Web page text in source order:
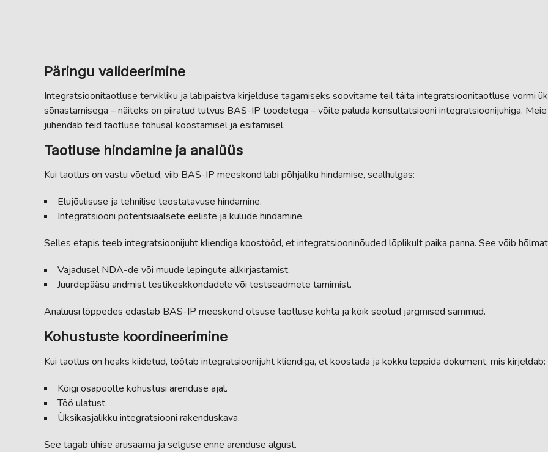
Päringu valideerimine
Integratsioonitaotluse tervikliku ja läbipaistva kirjelduse tagamiseks soovitame teil täita integratsioonitaotluse vormi
sõnastamisega – näiteks on piiratud tutvus BAS-IP toodetega – võite paluda konsultatsiooni integratsioonijuhiga.
juhendab teid taotluse tõhusal koostamisel ja esitamisel.
Taotluse hindamine ja analüüs
Kui taotlus on vastu võetud, viib BAS-IP meeskond läbi põhjaliku hindamise, sealhulgas:
Elujõulisuse ja tehnilise teostatavuse hindamine.
Integratsiooni potentsiaalsete eeliste ja kulude hindamine.
Selles etapis teeb integratsioonijuht kliendiga koostööd, et integratsiooninõuded lõplikult paika panna. See võib
Vajadusel NDA-de või muude lepingute allkirjastamist.
Juurdepääsu andmist testikeskkondadele või testseadmete tarnimist.
Analüüsi lõppedes edastab BAS-IP meeskond otsuse taotluse kohta ja kõik seotud järgmised sammud.
Kohustuste koordineerimine
Kui taotlus on heaks kiidetud, töötab integratsioonijuht kliendiga, et koostada ja kokku leppida dokument, mis kirjeldab:
Kõigi osapoolte kohustusi arenduse ajal.
Töö ulatust.
Üksikasjalikku integratsiooni rakenduskava.
See tagab ühise arusaama ja selguse enne arenduse algust.